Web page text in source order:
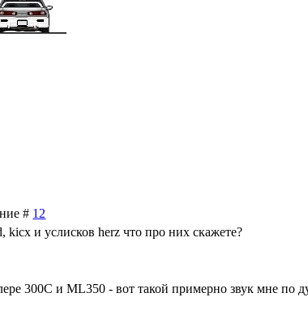
# 12
kiсx и услисков herz что про них скажете?
300C и ML350 - вот такой примерно звук мне по